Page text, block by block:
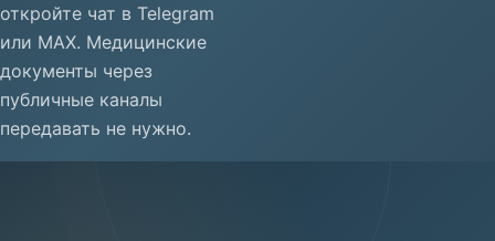
откройте чат в Telegram
или MAX. Медицинские
документы через
публичные каналы
передавать не нужно.